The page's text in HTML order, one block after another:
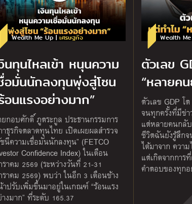
Wealth Me Up | เศรษฐกิจ
นทุนไหลเข้า หนุนความ
อมั่นนักลงทุนพุ่งสู่โซน
อนแรงอย่างมาก”
กอบศักดิ์ ภูตระกูล ประธานกรรมการ
ธุรกิจตลาดทุนไทย เปิดเผยผลสำรวจ
นีความเชื่อมั่นนักลงทุน” (FETCO
Confidence Index) ในเดือน
าคม 2569 (ระหว่างวันที่ 21-31
าคม 2569) พบว่า ในอีก 3 เดือนข้าง
ปรับเพิ่มขึ้นมาอยู่ในเกณฑ์ “ร้อนแรง
งมาก” ที่ระดับ 165.37
Wealth
ตัวเลข
“หลายค
ตัวเลข GDP โ
จนทุกครั้งที่มีข่า
แต่หลายคนกลั
ชีวิตฉันยังรู้สึก
ได้มาจาก ความ
แต่เกิดจากการ
คำตอบของทุกอ